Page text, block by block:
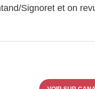
Signoret et on